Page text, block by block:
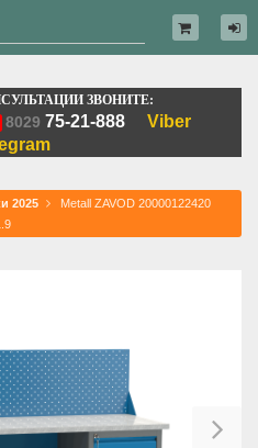
ЗВОНИТЕ:
8029 75-21-888
Viber
2025
Metall ZAVOD 20000122420